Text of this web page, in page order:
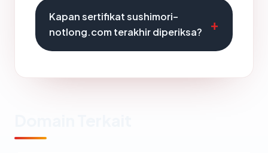
Kapan sertifikat sushimori-
notlong.com terakhir diperiksa?